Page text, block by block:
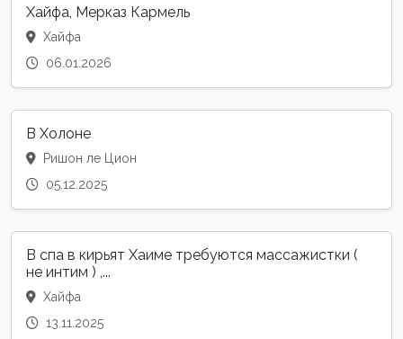
Хайфа, Мерказ Кармель
Хайфа
06.01.2026
В Холоне
Ришон ле Цион
05.12.2025
В спа в кирьят Хаиме требуются массажистки (
не интим ) ,...
Хайфа
13.11.2025